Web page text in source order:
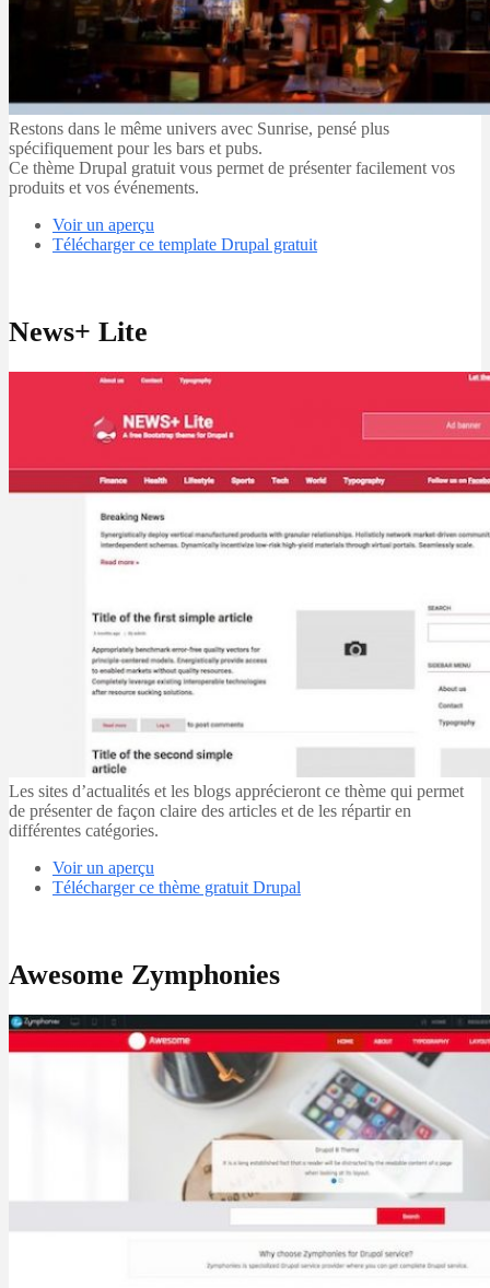
Restons dans le même univers avec Sunrise, pensé plus
spécifiquement pour les bars et pubs.
Ce thème Drupal gratuit vous permet de présenter facilement vos
produits et vos événements.
Voir un aperçu
Télécharger ce template Drupal gratuit
News+ Lite
Les sites d’actualités et les blogs apprécieront ce thème qui permet
de présenter de façon claire des articles et de les répartir en
différentes catégories.
Voir un aperçu
Télécharger ce thème gratuit Drupal
Awesome Zymphonies